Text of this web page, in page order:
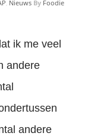
Nieuws By Foodie
ik me veel
andere
andere